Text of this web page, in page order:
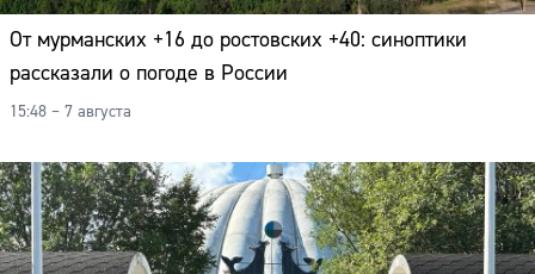
От мурманских +16 до ростовских +40: синоптики
рассказали о погоде в России
15:48 – 7 августа